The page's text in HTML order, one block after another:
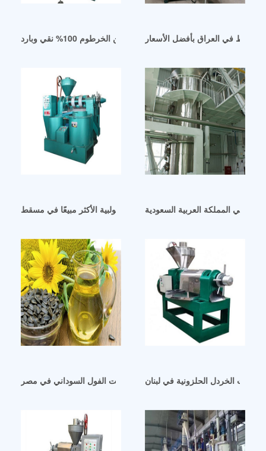
زيت بذور الكتان الطبيعي العضوي من الخرطوم 100% نقي وبارد
النفط في العراق بأفضل الأسعار
آلة ضغط زيت بذور الخضروات اللولبية الأكثر مبيعًا في مسقط
في المملكة العربية السعودية
مصنع طرد زيت الفول السوداني في مصرزيت الخردل الحلزونية في لبنان